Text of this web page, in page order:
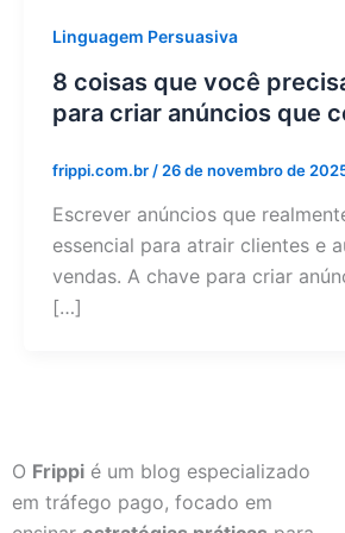
Linguagem Persuasiva
8 coisas que você
para criar anúncios que
frippi.com.br / 26 de novembro de
Escrever anúncios que
essencial para atrair clientes e
vendas. A chave para criar
[…]
O Frippi é um blog especializado
em tráfego pago, focado em